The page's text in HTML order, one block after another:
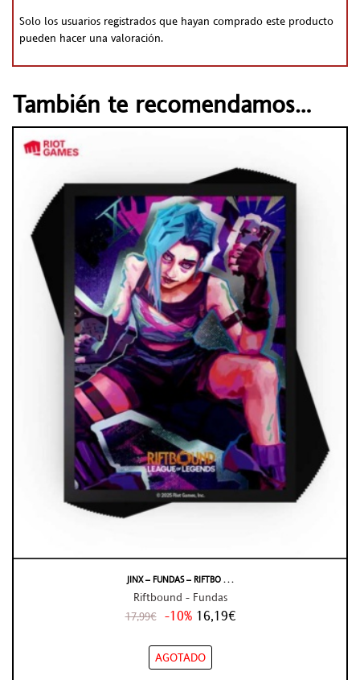
Solo los usuarios registrados que hayan comprado este producto
pueden hacer una valoración.
También te recomendamos…
JINX – FUNDAS – RIFTBO . . .
Riftbound - Fundas
17,99€ -10% 16,19€
AGOTADO